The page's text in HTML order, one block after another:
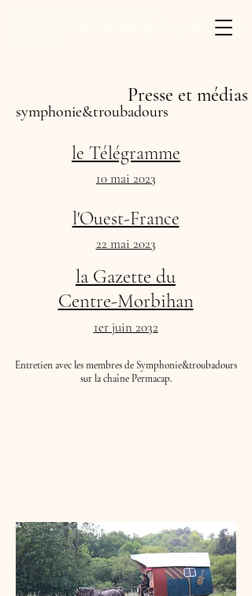
symphonie&troubadours
content="Wwwzl_z84DhBzrM8ExqPmOoUgwEtNRcDcdlY
Presse et médias
le Télégramme
10 mai 2023
l'Ouest-France
22 mai 2023
la Gazette du
Centre-Morbihan
1er juin 2032
Entretien avec les membres de Symphonie&troubadours
sur la chaîne Permacap.